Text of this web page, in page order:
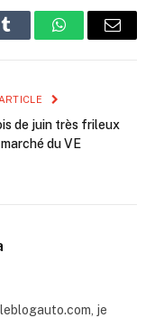
Tumblr WhatsAppEmail
de juin très frileux
du VE
je